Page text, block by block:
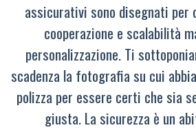
assicurativi sono disegnati
cooperazione e scalabilità
personalizzazione. Ti
scadenza la fotografia su cui
polizza per essere certi che sia
giusta. La sicurezza è un